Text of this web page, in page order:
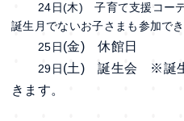
24日(木) 子育て支援コー
誕生月でないお子さまも参加でき
25日(金) 休館日
29日(土) 誕生会 ※誕生
きます。